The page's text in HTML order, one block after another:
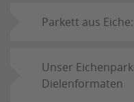
Parkett aus
Unser
Dielenformaten